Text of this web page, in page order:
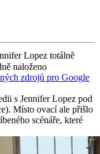
Lopez totálně
naloženo
zdrojů pro Google
s Jennifer Lopez pod
Místo ovací ale přišlo
scénáře, které